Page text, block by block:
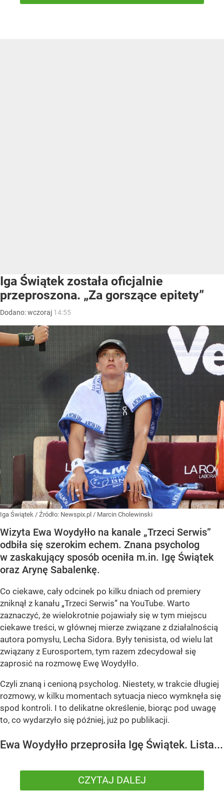
Iga Świątek została oficjalnie
przeproszona. „Za gorszące epitety”
Dodano:wczoraj 14:55
Iga Świątek / Źródło: Newspix.pl / Marcin Cholewinski
Wizyta Ewa Woydyłło na kanale „Trzeci Serwis”
odbiła się szerokim echem. Znana psycholog
w zaskakujący sposób oceniła m.in. Igę Świątek
oraz Arynę Sabalenkę.
Co ciekawe, cały odcinek po kilku dniach od premiery
zniknął z kanału „Trzeci Serwis” na YouTube. Warto
zaznaczyć, że wielokrotnie pojawiały się w tym miejscu
ciekawe treści, w głównej mierze związane z działalnością
autora pomysłu, Lecha Sidora. Były tenisista, od wielu lat
związany z Eurosportem, tym razem zdecydował się
zaprosić na rozmowę Ewę Woydyłło.
Czyli znaną i cenioną psycholog. Niestety, w trakcie długiej
rozmowy, w kilku momentach sytuacja nieco wymknęła się
spod kontroli. I to delikatne określenie, biorąc pod uwagę
to, co wydarzyło się później, już po publikacji.
Ewa Woydyłło przeprosiła Igę Świątek. Lista...
CZYTAJ DALEJ